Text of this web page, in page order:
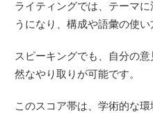
ライティングでは、テーマ
うになり、構成や語彙の使い
スピーキングでも、自分の
然なやり取りが可能です。
このスコア帯は、学術的な